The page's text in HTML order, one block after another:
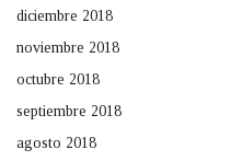
diciembre 2018
noviembre 2018
octubre 2018
septiembre 2018
agosto 2018